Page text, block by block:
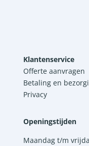
Klantenservice
Offerte aanvragen
Betaling en
Privacy
Openingstijden
Maandag t/m